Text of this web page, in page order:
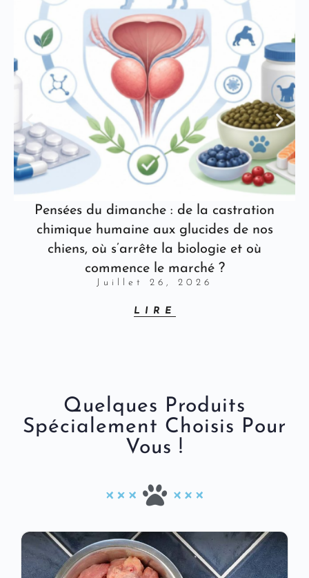
Pensées du dimanche : de la castration
chimique humaine aux glucides de nos
chiens, où s’arrête la biologie et où
commence le marché ?
Juillet 26, 2026
LIRE
Quelques Produits
Spécialement Choisis Pour
Vous !